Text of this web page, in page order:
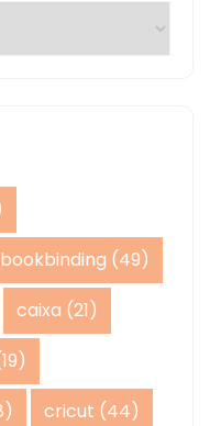
bookbinding (49)
caixa (21)
cricut (44)